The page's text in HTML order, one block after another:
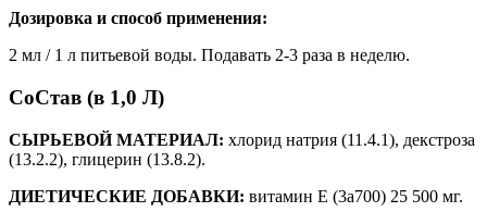
Дозировка и способ применения:
2 мл / 1 л питьевой воды. Подавать 2-3 раза в неделю.
СоСтав (в 1,0 Л)
СЫРЬЕВОЙ МАТЕРИАЛ: хлорид натрия (11.4.1), декстроза
(13.2.2), глицерин (13.8.2).
ДИЕТИЧЕСКИЕ ДОБАВКИ: витамин Е (3a700) 25 500 мг.